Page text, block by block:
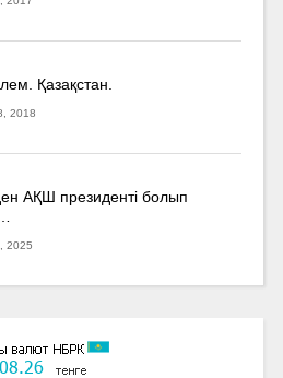
Қазақстан.
2018
АҚШ президенті болып
2025